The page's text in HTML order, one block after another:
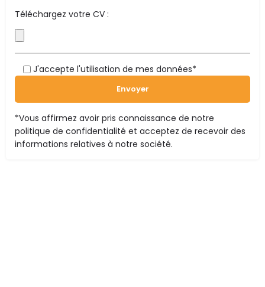
Téléchargez votre CV :
J'accepte l'utilisation de mes données*
*Vous affirmez avoir pris connaissance de notre
politique de confidentialité et acceptez de recevoir des
informations relatives à notre société.